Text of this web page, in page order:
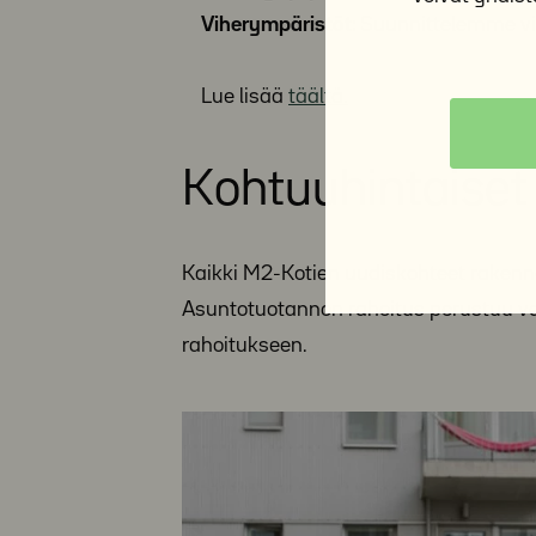
Viherympäristöt:
Suunnittelemme
Lue lisää täältä.
Kohtuuhintaiset
Kaikki M2-Kotien uudiskohteet
Asuntotuotannon rahoitus perustuu
rahoitukseen.